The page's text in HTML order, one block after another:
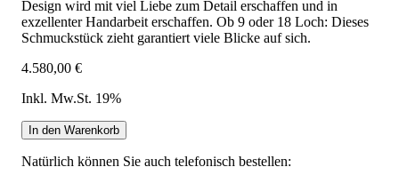
Design wird mit viel Liebe zum Detail erschaffen und in
exzellenter Handarbeit erschaffen. Ob 9 oder 18 Loch: Dieses
Schmuckstück zieht garantiert viele Blicke auf sich.
4.580,00 €
Inkl. Mw.St. 19%
In den Warenkorb
Natürlich können Sie auch telefonisch bestellen: